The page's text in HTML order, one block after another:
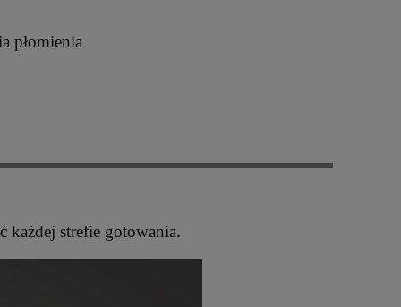
płomienia
każdej strefie gotowania.